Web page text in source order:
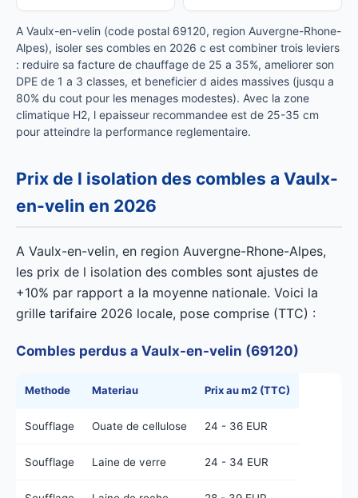
A Vaulx-en-velin (code postal 69120, region Auvergne-Rhone-
Alpes), isoler ses combles en 2026 c est combiner trois leviers
: reduire sa facture de chauffage de 25 a 35%, ameliorer son
DPE de 1 a 3 classes, et beneficier d aides massives (jusqu a
80% du cout pour les menages modestes). Avec la zone
climatique H2, l epaisseur recommandee est de 25-35 cm
pour atteindre la performance reglementaire.
Prix de l isolation des combles a Vaulx-
en-velin en 2026
A Vaulx-en-velin, en region Auvergne-Rhone-Alpes,
les prix de l isolation des combles sont ajustes de
+10% par rapport a la moyenne nationale. Voici la
grille tarifaire 2026 locale, pose comprise (TTC) :
Combles perdus a Vaulx-en-velin (69120)
Methode Materiau Prix au m2 (TTC)
Soufflage Ouate de cellulose 24 - 36 EUR
Soufflage Laine de verre 24 - 34 EUR